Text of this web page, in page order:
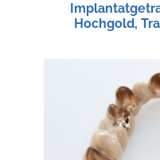
Hochgold,